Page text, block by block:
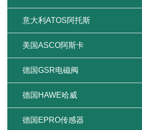
意大利ATOS阿托斯
美国ASCO阿斯卡
德国GSR电磁阀
德国HAWE哈威
德国EPRO传感器